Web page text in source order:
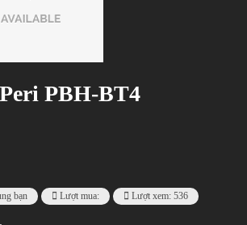
PBH-BT4
bạn Lượt mua: Lượt xem: 536